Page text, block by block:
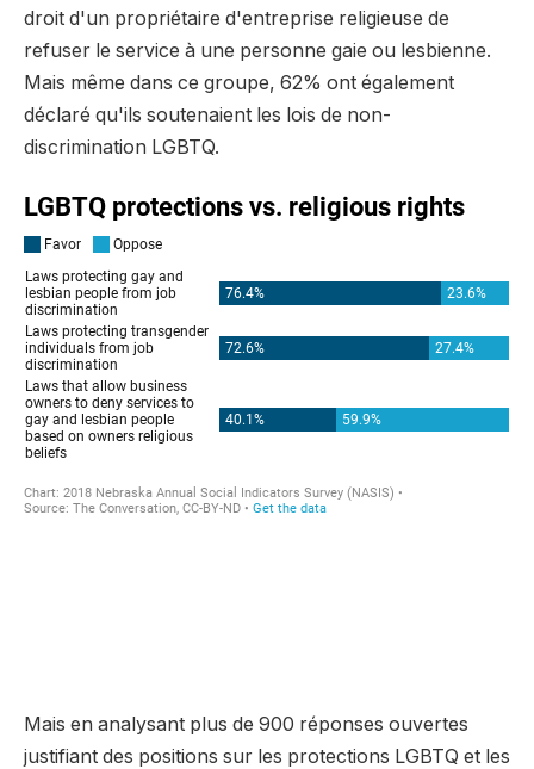
droit d'un propriétaire d'entreprise religieuse de
refuser le service à une personne gaie ou lesbienne.
Mais même dans ce groupe, 62% ont également
déclaré qu'ils soutenaient les lois de non-
discrimination LGBTQ.
Mais en analysant plus de 900 réponses ouvertes
justifiant des positions sur les protections LGBTQ et les